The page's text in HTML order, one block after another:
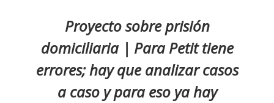
Proyecto sobre prisión
domiciliaria | Para Petit tiene
errores; hay que analizar casos
a caso y para eso ya hay